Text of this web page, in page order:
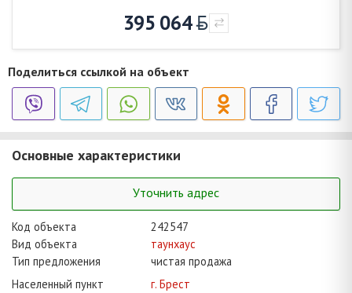
395 064
Поделиться ссылкой на объект
Основные характеристики
Уточнить адрес
Код объекта
242547
Вид объекта
таунхаус
Тип предложения
чистая продажа
Населенный пункт
г. Брест